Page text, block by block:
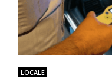
LOCALE